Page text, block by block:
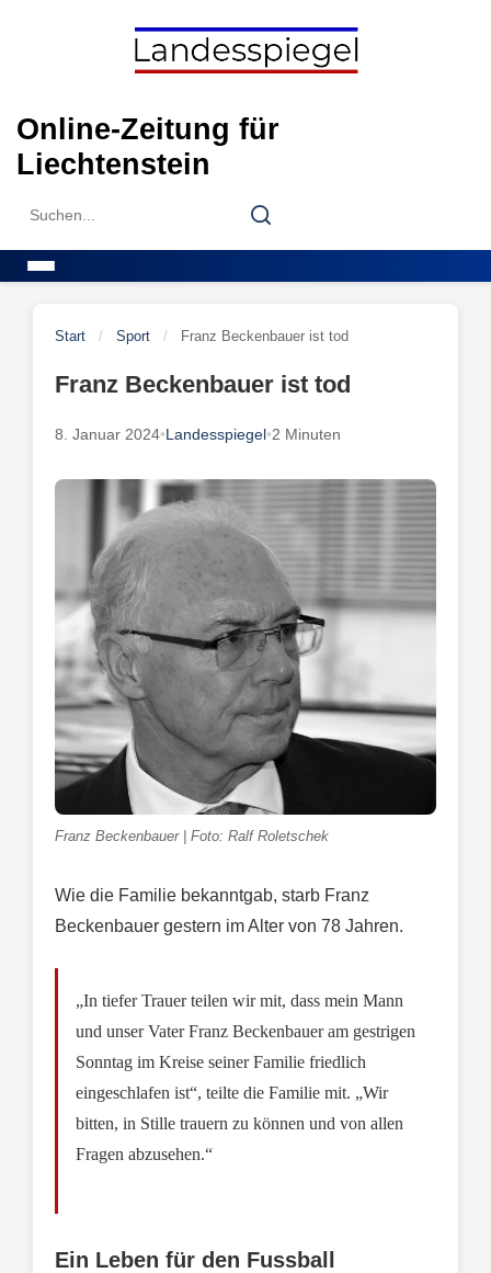
Online-Zeitung für
Liechtenstein
Search
Search
Start / Sport / Franz Beckenbauer ist tod
Franz Beckenbauer ist tod
8. Januar 2024•Landesspiegel•2 Minuten
Franz Beckenbauer | Foto: Ralf Roletschek
Wie die Familie bekanntgab, starb Franz
Beckenbauer gestern im Alter von 78 Jahren.
„In tiefer Trauer teilen wir mit, dass mein Mann
und unser Vater Franz Beckenbauer am gestrigen
Sonntag im Kreise seiner Familie friedlich
eingeschlafen ist“, teilte die Familie mit. „Wir
bitten, in Stille trauern zu können und von allen
Fragen abzusehen.“
Ein Leben für den Fussball